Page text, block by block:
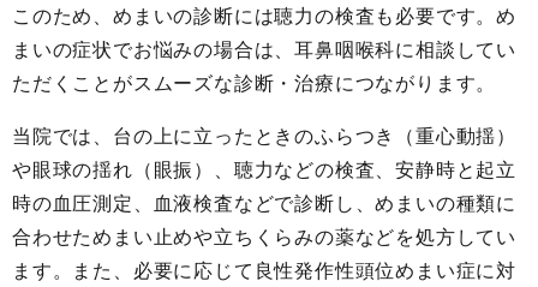
このため、めまいの診断には聴力の検査も必要です。め
まいの症状でお悩みの場合は、耳鼻咽喉科に相談してい
ただくことがスムーズな診断・治療につながります。
当院では、台の上に立ったときのふらつき（重心動揺）
や眼球の揺れ（眼振）、聴力などの検査、安静時と起立
時の血圧測定、血液検査などで診断し、めまいの種類に
合わせためまい止めや立ちくらみの薬などを処方してい
ます。また、必要に応じて良性発作性頭位めまい症に対